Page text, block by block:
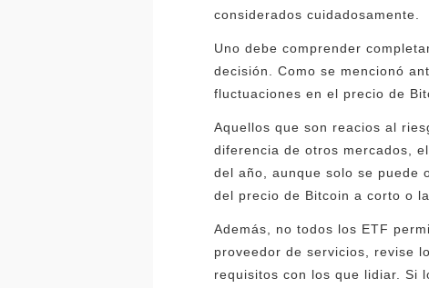
considerados cuidadosamente.
Uno debe comprender
decisión. Como se mencionó
fluctuaciones en el precio de
Aquellos que son reacios al
diferencia de otros mercados,
del año, aunque solo se puede
del precio de Bitcoin a corto o
Además, no todos los ETF
proveedor de servicios, revise
requisitos con los que lidiar. Si